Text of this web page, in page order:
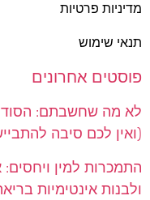
מדיניות פרטיות
תנאי שימוש
פוסטים אחרונים
לא מה שחשבתם:
(ואין לכם סיבה
התמכרות למין
ולבנות אינטימיות